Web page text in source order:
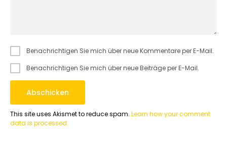
Benachrichtigen Sie mich über neue Kommentare per E-Mail.
Benachrichtigen Sie mich über neue Beiträge per E-Mail.
This site uses Akismet to reduce spam. Learn how your comment
data is processed.